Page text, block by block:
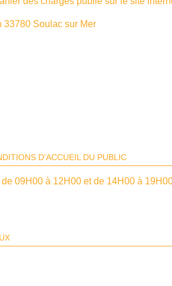
33780 Soulac sur Mer
D'ACCUEIL DU PUBLIC
09H00 à 12H00 et de 14H00 à